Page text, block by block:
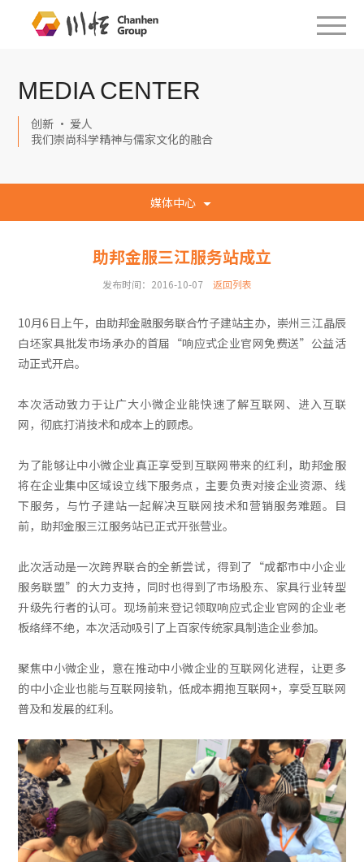
MEDIA CENTER
创新 · 爱人
我们崇尚科学精神与儒家文化的融合
媒体中心
助邦金服三江服务站成立
发布时间：2016-10-07 返回列表
10月6日上午，由助邦金融服务联合竹子建站主办，崇州三江晶辰
白坯家具批发市场承办的首届“响应式企业官网免费送”公益活
动正式开启。
本次活动致力于让广大小微企业能快速了解互联网、进入互联
网，彻底打消技术和成本上的顾虑。
为了能够让中小微企业真正享受到互联网带来的红利，助邦金服
将在企业集中区域设立线下服务点，主要负责对接企业资源、线
下服务，与竹子建站一起解决互联网技术和营销服务难题。目
前，助邦金服三江服务站已正式开张营业。
此次活动是一次跨界联合的全新尝试，得到了“成都市中小企业
服务联盟”的大力支持，同时也得到了市场股东、家具行业转型
升级先行者的认可。现场前来登记领取响应式企业官网的企业老
板络绎不绝，本次活动吸引了上百家传统家具制造企业参加。
聚焦中小微企业，意在推动中小微企业的互联网化进程，让更多
的中小企业也能与互联网接轨，低成本拥抱互联网+，享受互联网
普及和发展的红利。